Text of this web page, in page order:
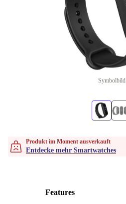
Symbolbild
Produkt im Moment ausverkauft
Entdecke mehr Smartwatches
Features